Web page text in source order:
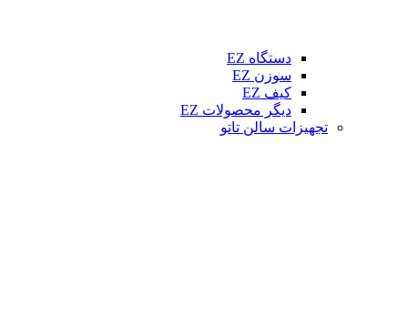
دستگاه EZ
سوزن EZ
کیف EZ
دیگر محصولات EZ
تجهیزات سالن تاتو